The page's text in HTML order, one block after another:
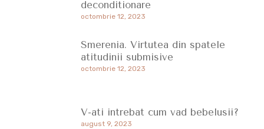
deconditionare
octombrie 12, 2023
Smerenia. Virtutea din spatele
atitudinii submisive
octombrie 12, 2023
V-ati intrebat cum vad bebelusii?
august 9, 2023